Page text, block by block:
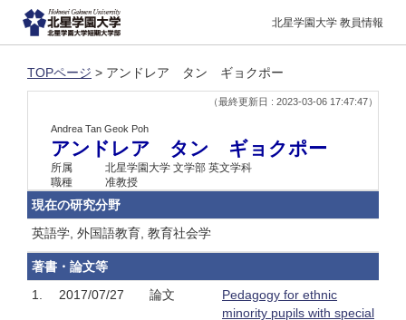
北星学園大学 教員情報
TOPページ > アンドレア タン ギョクポー
（最終更新日 : 2023-03-06 17:47:47）
Andrea Tan Geok Poh
アンドレア タン ギョクポー
所属
北星学園大学 文学部 英文学科
職種
准教授
現在の研究分野
英語学, 外国語教育, 教育社会学
著書・論文等
1.
2017/07/27 論文
Pedagogy for ethnic
minority pupils with special